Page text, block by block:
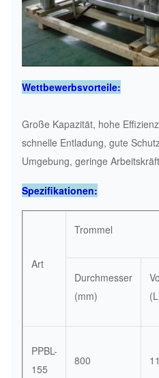
Wettbewerbsvorteile:
Große Kapazität, hohe
schnelle Entladung, gute
Umgebung, geringe
Spezifikationen:
Art
Trommel
Durchmesser
(mm)
PPBL-
155
800